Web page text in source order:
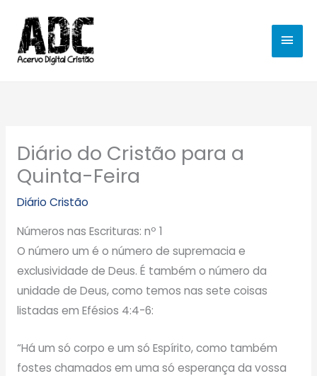
para
conteúdo
Diário do Cristão para a
Quinta-Feira
Diário Cristão
Números nas Escrituras: nº 1
O número um é o número de supremacia e
exclusividade de Deus. É também o número da
unidade de Deus, como temos nas sete coisas
listadas em Efésios 4:4-6:
“Há um só corpo e um só Espírito, como também
fostes chamados em uma só esperança da vossa